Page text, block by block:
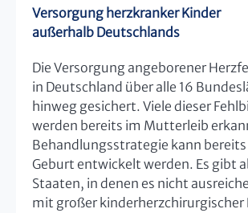
Versorgung herzkranker Kinder
außerhalb Deutschlands
Die Versorgung angeborener
in Deutschland über alle 16
hinweg gesichert. Viele dieser
werden bereits im Mutterleib
Behandlungsstrategie kann
Geburt entwickelt werden. Es gibt
Staaten, in denen es nicht
mit großer kinderherzchirurgischer